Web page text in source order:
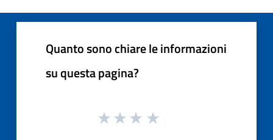
Quanto sono chiare le informazioni
su questa pagina?